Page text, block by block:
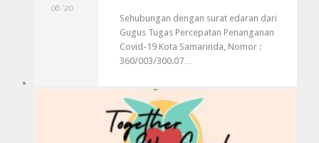
06 '20
Sehubungan dengan surat edaran dari
Gugus Tugas Percepatan Penanganan
Covid-19 Kota Samarinda, Nomor :
360/003/300.07…